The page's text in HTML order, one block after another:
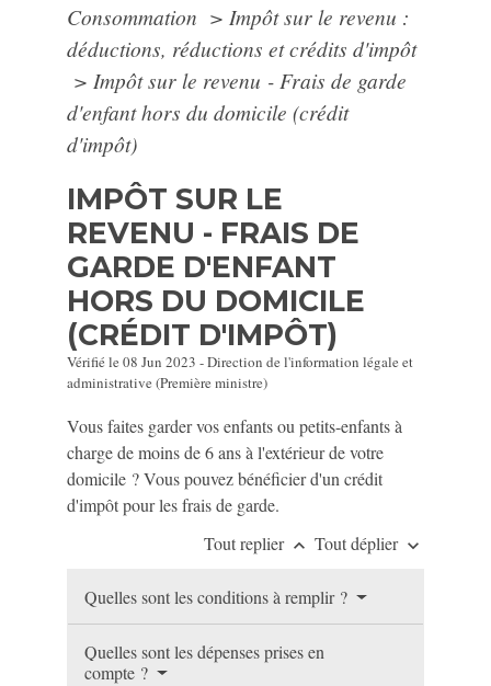
Consommation > Impôt sur le revenu :
déductions, réductions et crédits d'impôt
> Impôt sur le revenu - Frais de garde
d'enfant hors du domicile (crédit
d'impôt)
IMPÔT SUR LE
REVENU - FRAIS DE
GARDE D'ENFANT
HORS DU DOMICILE
(CRÉDIT D'IMPÔT)
Vérifié le 08 Jun 2023 - Direction de l'information légale et
administrative (Première ministre)
Vous faites garder vos enfants ou petits-enfants à
charge de moins de 6 ans à l'extérieur de votre
domicile ? Vous pouvez bénéficier d'un crédit
d'impôt pour les frais de garde.
Tout replier keyboard_arrow_up Tout déplier keyboard_arrow_down
Quelles sont les conditions à remplir ?
Quelles sont les dépenses prises en
compte ?